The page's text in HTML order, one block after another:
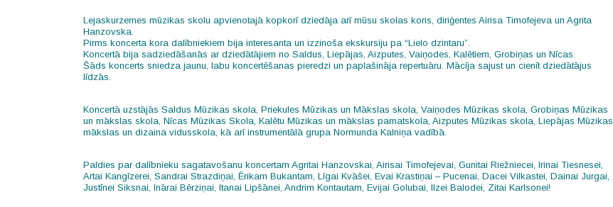
Lejaskurzemes mūzikas skolu apvienotajā kopkorī dziedāja arī mūsu skolas koris, diriģentes Airisa Timofejeva un Agrita
Hanzovska.
Pirms koncerta kora dalībniekiem bija interesanta un izzinoša ekskursiju pa “Lielo dzintaru”.
Koncertā bija sadziedāšanās ar dziedātājiem no Saldus, Liepājas, Aizputes, Vaiņodes, Kalētiem, Grobiņas un Nīcas.
Šāds koncerts sniedza jaunu, labu koncertēšanas pieredzi un paplašināja repertuāru. Mācīja sajust un cienīt dziedātājus
līdzās.
Koncertā uzstājās Saldus Mūzikas skola Priekules Mūzikas un Mākslas skola Vaiņodes Mūzikas skola Grobiņas Mūzikas
un mākslas skola , Nīcas Mūzikas Skola, Kalētu Mūzikas un mākslas pamatskola Aizputes Mūzikas skola Liepājas Mūzikas,
mākslas un dizaina vidusskola , kā arī instrumentālā grupa Normunda Kalniņa vadībā.
Paldies par dalībnieku sagatavošanu koncertam Agritai Hanzovskai, Airisai Timofejevai, Gunitai Riežniecei, Irinai Tiesnesei,
Artai Kangīzerei, Sandrai Strazdiņai, Ērikam Bukantam, Līgai Kvāšei, Evai Krastiņai – Pucenai, Dacei Vilkastei, Dainai Jurgai,
Justīnei Siksnai, Inārai Bērziņai, Itanai Lipšānei, Andrim Kontautam, Evijai Golubai, Ilzei Balodei, Zitai Karlsonei!